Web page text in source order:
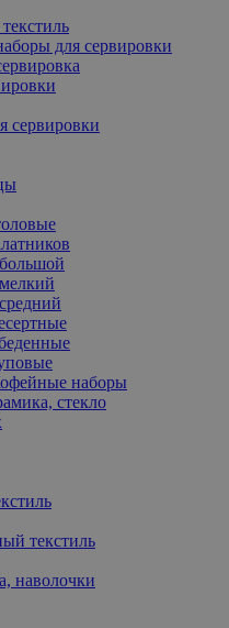
для сервировки
сервировки
наборы
стекло
текстиль
наволочки